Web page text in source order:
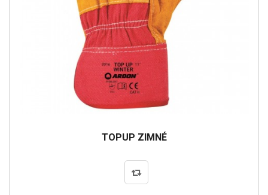
TOPUP ZIMNÉ